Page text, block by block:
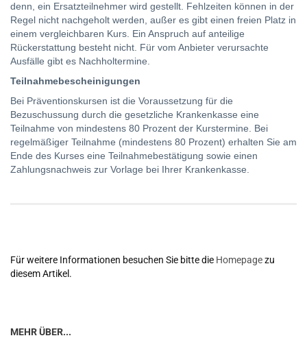
denn, ein Ersatzteilnehmer wird gestellt. Fehlzeiten können in der
Regel nicht nachgeholt werden, außer es gibt einen freien Platz in
einem vergleichbaren Kurs. Ein Anspruch auf anteilige
Rückerstattung besteht nicht. Für vom Anbieter verursachte
Ausfälle gibt es Nachholtermine.
Teilnahmebescheinigungen
Bei Präventionskursen ist die Voraussetzung für die
Bezuschussung durch die gesetzliche Krankenkasse eine
Teilnahme von mindestens 80 Prozent der Kurstermine. Bei
regelmäßiger Teilnahme (mindestens 80 Prozent) erhalten Sie am
Ende des Kurses eine Teilnahmebestätigung sowie einen
Zahlungsnachweis zur Vorlage bei Ihrer Krankenkasse.
Für weitere Informationen besuchen Sie bitte die Homepagezu
diesem Artikel.
MEHR ÜBER...